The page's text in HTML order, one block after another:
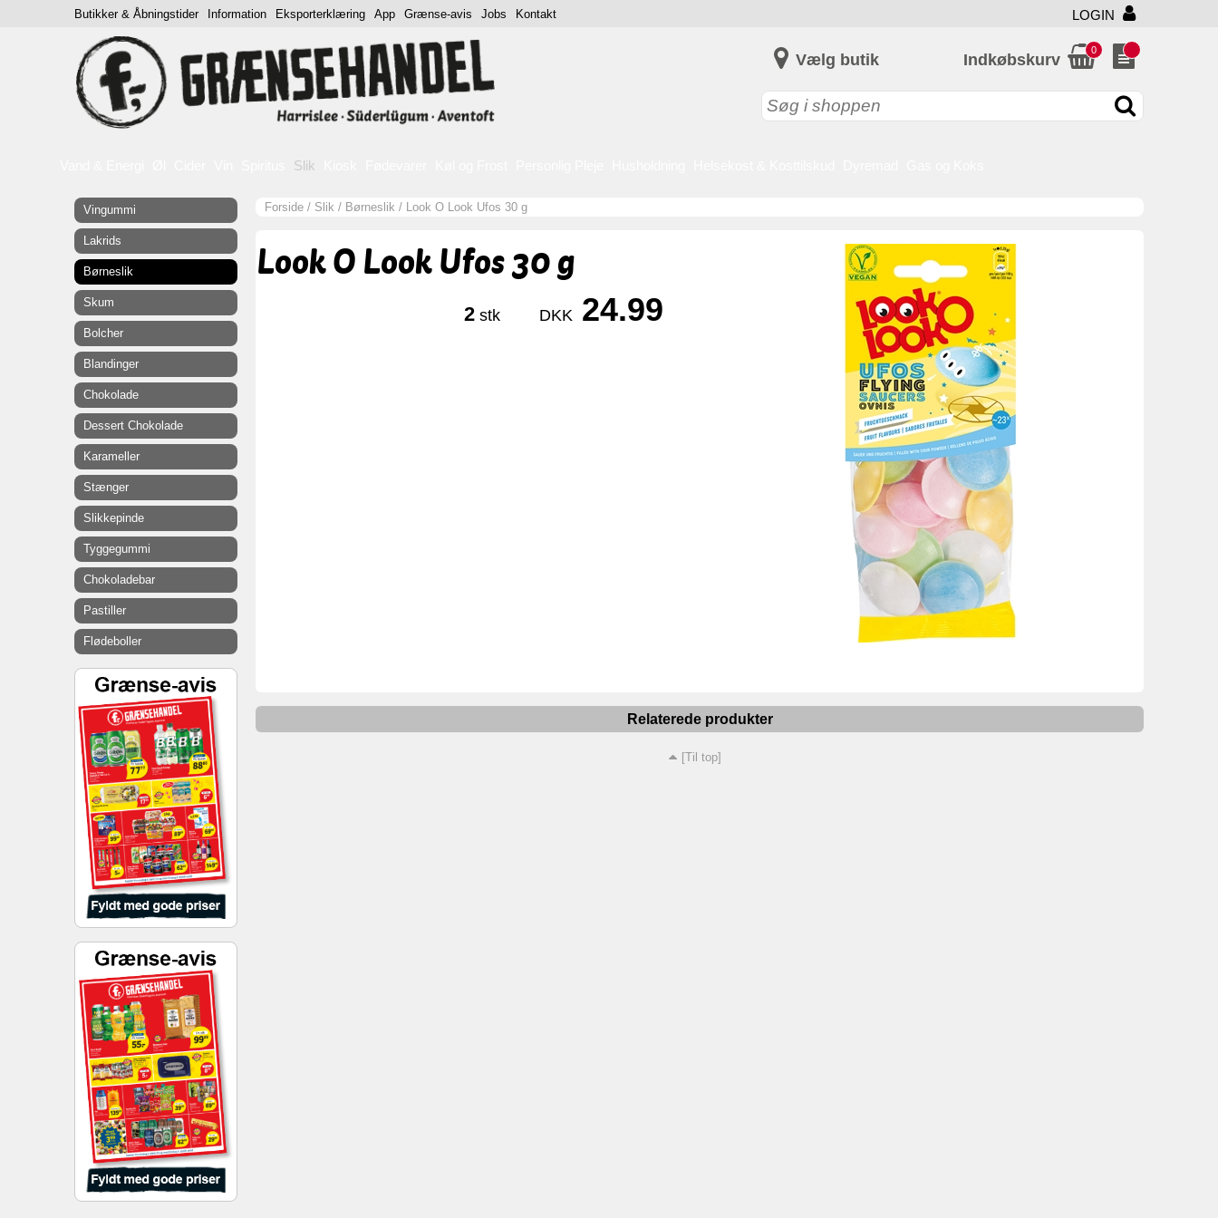
LOGIN
Vælg butik
Slik
Indkøbskurv
0
Forside / Slik / Børneslik / Look O Look Ufos 30 g
Look O Look Ufos 30 g
2 stk DKK 24.99
Relaterede produkter
[Til top]
Vingummi
Lakrids
Børneslik
Skum
Bolcher
Blandinger
Chokolade
Dessert Chokolade
Karameller
Stænger
Slikkepinde
Tyggegummi
Chokoladebar
Pastiller
Flødeboller
Butikker & Åbningstider Information Eksporterklæring App Grænse-avis Jobs Kontakt